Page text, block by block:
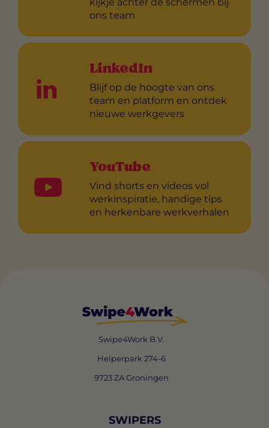
kijkje achter de schermen bij
ons team
LinkedIn
Blijf op de hoogte van ons
team en platform en ontdek
nieuwe werkgevers
YouTube
Vind shorts en videos vol
werkinspiratie, handige tips
en herkenbare werkverhalen
Swipe4Work B.V.
Helperpark 274-6
9723 ZA Groningen
SWIPERS